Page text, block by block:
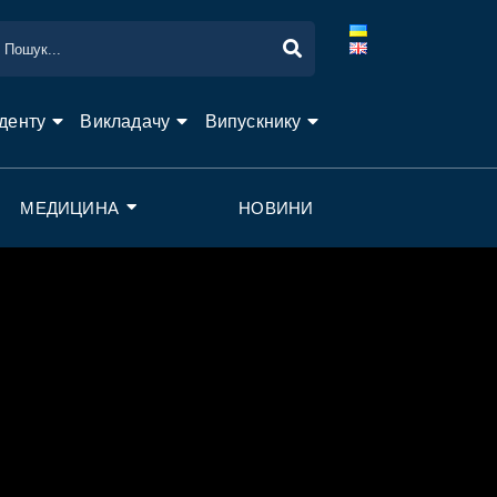
Викладачу Випускнику
МЕДИЦИНА НОВИНИ